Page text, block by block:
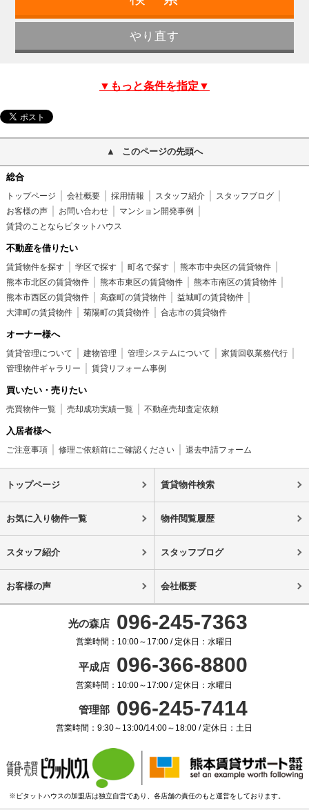
▼もっと条件を指定▼
このページの先頭へ
総合
トップページ 会社概要 採用情報 スタッフ紹介
スタッフブログ
お客様の声
お問い合わせ
マンション開発事例
賃貸のことならピタットハウス
不動産を借りたい
賃貸物件を探す 学区で探す 町名で探す
熊本市中央区の賃貸物件
熊本市北区の賃貸物件
熊本市東区の賃貸物件
熊本市南区の賃貸物件
熊本市西区の賃貸物件
高森町の賃貸物件
益城町の賃貸物件
大津町の賃貸物件
菊陽町の賃貸物件 合志市の賃貸物件
オーナー様へ
賃貸管理について 建物管理 管理システムについて
家賃回収業務代行
管理物件ギャラリー
賃貸リフォーム事例
買いたい・売りたい
売買物件一覧 売却成功実績一覧 不動産売却査定依頼
入居者様へ
ご注意事項 修理ご依頼前にご確認ください 退去申請フォーム
トップページ 賃貸物件検索
お気に入り物件一覧 物件閲覧履歴
スタッフ紹介 スタッフブログ
お客様の声 会社概要
光の森店 096-245-7363
営業時間：10:00～17:00 / 定休日：水曜日
平成店 096-366-8800
営業時間：10:00～17:00 / 定休日：水曜日
管理部 096-245-7414
営業時間：9:30～13:00/14:00～18:00 / 定休日：土日
※ピタットハウスの加盟店は独立自営であり、各店舗の責任のもと運営をしております。